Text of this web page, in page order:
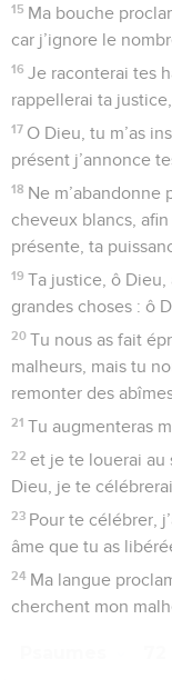
15 Ma bouche
car j’ignore le
16 Je raconterai tes
rappellerai ta
17 O Dieu, tu m’as
présent j’annonce
18 Ne m’abandonne
cheveux blancs,
présente, ta
19 Ta justice, ô
grandes choses : ô
20 Tu nous as fait
malheurs, mais tu
remonter des
21 Tu augmenteras
22 et je te louerai au
Dieu, je te
23 Pour te célébrer,
âme que tu as
24 Ma langue
cherchent mon